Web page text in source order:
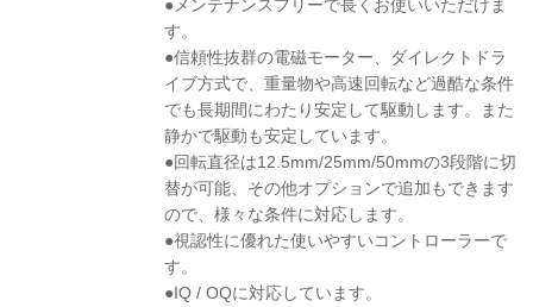
●メンテナンスフリーで長くお使いいただけま
す。
●信頼性抜群の電磁モーター、ダイレクトドラ
イブ方式で、重量物や高速回転など過酷な条件
でも長期間にわたり安定して駆動します。また
静かで駆動も安定しています。
●回転直径は12.5mm/25mm/50mmの3段階に切
替が可能、その他オプションで追加もできます
ので、様々な条件に対応します。
●視認性に優れた使いやすいコントローラーで
す。
●IQ / OQに対応しています。